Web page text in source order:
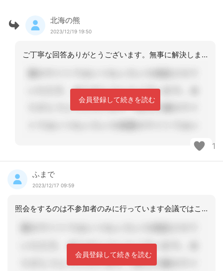
北海の熊
2023/12/19 19:50
ご丁寧な回答ありがとうございます。無事に解決しました。
会員登録して続きを読む
1
ふまで
2023/12/17 09:59
照会をするのは不参加者のみに行っています会議ではこのような意見も出ていると照会を
会員登録して続きを読む